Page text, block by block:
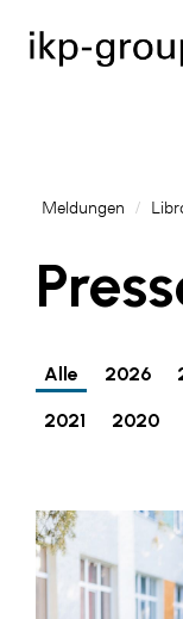
AKTUELLES
ALEX Krems
Amazon
AustroCel
Blaguss
Meldungen /
Alle 2026
2021 2020